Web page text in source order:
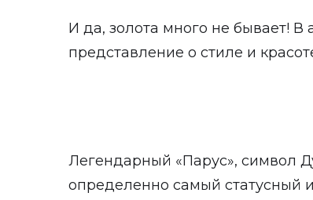
И да, золота много не бывает!
представление о стиле и
Легендарный «Парус», символ
определенно самый статусный